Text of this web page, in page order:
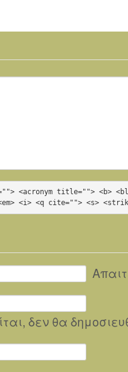
<acronym title=""> <b>
<i> <q cite=""> <s>
, δεν θα